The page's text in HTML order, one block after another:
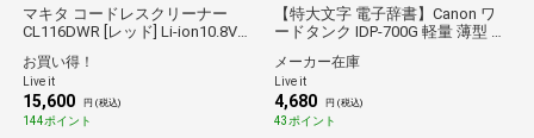
マキタ コードレスクリーナー
CL116DWR [レッド] Li-ion10.8Vバ
クリーナー 掃除機 送料無料
お買い得！
Live it
15,600 円 (税込)
144ポイント
【特大文字 電子辞書】Canon ワ
ードタンク IDP-700G 軽量 薄型 見
和英 漢字 四字熟語 英会話 6コン
テンツ 電卓 正規品 1年間保証 中
学生 高校生 受験生 大学生
メーカー在庫
Live it
4,680 円 (税込)
43ポイント